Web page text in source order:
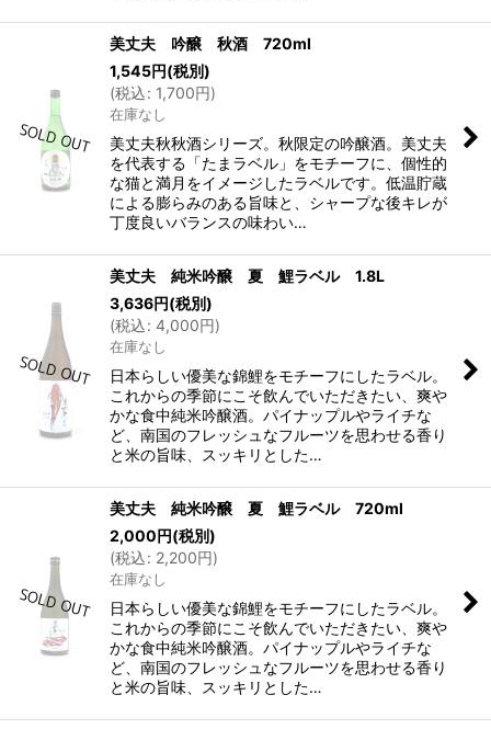
美丈夫 吟醸 秋酒 720ml
1,545円(税別)
(税込: 1,700円)
在庫なし
美丈夫秋秋酒シリーズ。秋限定の吟醸酒。美丈夫
を代表する「たまラベル」をモチーフに、個性的
な猫と満月をイメージしたラベルです。低温貯蔵
による膨らみのある旨味と、シャープな後キレが
丁度良いバランスの味わい…
美丈夫 純米吟醸 夏 鯉ラベル 1.8L
3,636円(税別)
(税込: 4,000円)
在庫なし
日本らしい優美な錦鯉をモチーフにしたラベル。
これからの季節にこそ飲んでいただきたい、爽や
かな食中純米吟醸酒。パイナップルやライチな
ど、南国のフレッシュなフルーツを思わせる香り
と米の旨味、スッキリとした…
美丈夫 純米吟醸 夏 鯉ラベル 720ml
2,000円(税別)
(税込: 2,200円)
在庫なし
日本らしい優美な錦鯉をモチーフにしたラベル。
これからの季節にこそ飲んでいただきたい、爽や
かな食中純米吟醸酒。パイナップルやライチな
ど、南国のフレッシュなフルーツを思わせる香り
と米の旨味、スッキリとした…